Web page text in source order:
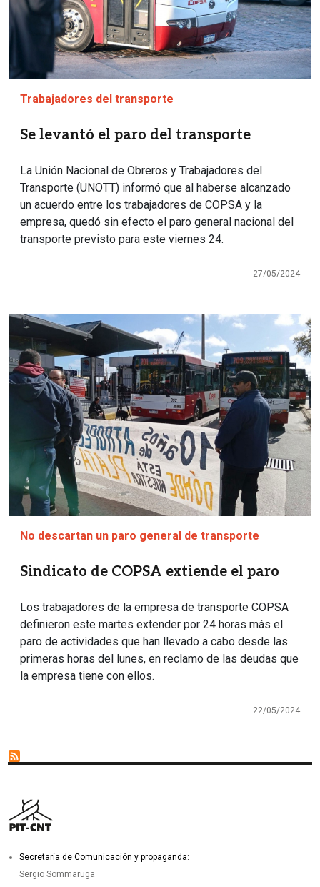
Trabajadores del transporte
Se levantó el paro del transporte
La Unión Nacional de Obreros y Trabajadores del
Transporte (UNOTT) informó que al haberse alcanzado
un acuerdo entre los trabajadores de COPSA y la
empresa, quedó sin efecto el paro general nacional del
transporte previsto para este viernes 24.
27/05/2024
Imagen
No descartan un paro general de transporte
Sindicato de COPSA extiende el paro
Los trabajadores de la empresa de transporte COPSA
definieron este martes extender por 24 horas más el
paro de actividades que han llevado a cabo desde las
primeras horas del lunes, en reclamo de las deudas que
la empresa tiene con ellos.
22/05/2024
Secretaría de Comunicación y propaganda:
Sergio Sommaruga